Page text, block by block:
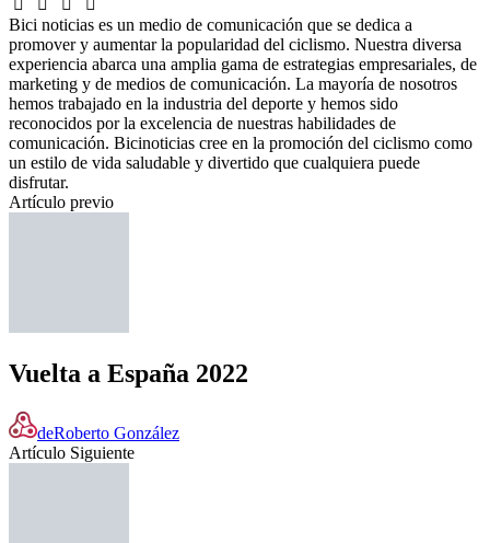
Bici noticias es un medio de comunicación que se dedica a
promover y aumentar la popularidad del ciclismo. Nuestra diversa
experiencia abarca una amplia gama de estrategias empresariales, de
marketing y de medios de comunicación. La mayoría de nosotros
hemos trabajado en la industria del deporte y hemos sido
reconocidos por la excelencia de nuestras habilidades de
comunicación. Bicinoticias cree en la promoción del ciclismo como
un estilo de vida saludable y divertido que cualquiera puede
disfrutar.
Artículo previo
Vuelta a España 2022
deRoberto González
Artículo Siguiente